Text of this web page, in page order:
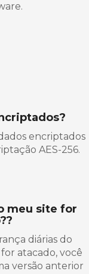
encriptados
AES-256.
meu site for
diárias do
atacado, você
versão anterior